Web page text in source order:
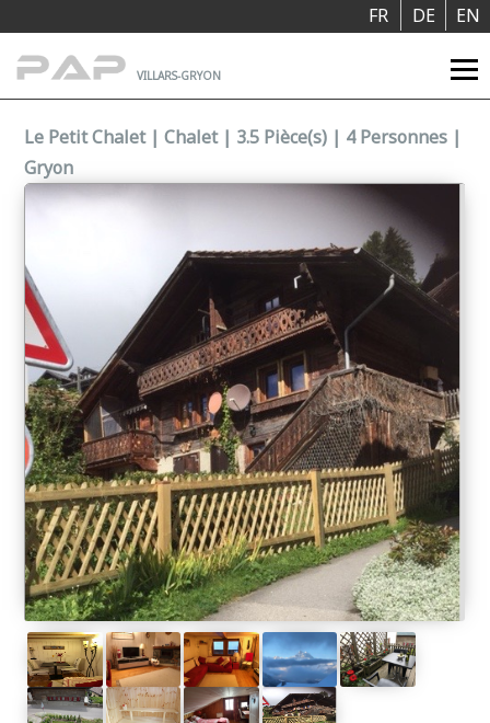
EN
DE
FR
VILLARS-GRYON
Le Petit Chalet | Chalet | 3.5 Pièce(s) | 4 Personnes |
Gryon